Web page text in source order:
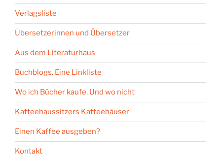
Verlagsliste
Übersetzerinnen und Übersetzer
Aus dem Literaturhaus
Buchblogs. Eine Linkliste
Wo ich Bücher kaufe. Und wo nicht
Kaffeehaussitzers Kaffeehäuser
Einen Kaffee ausgeben?
Kontakt